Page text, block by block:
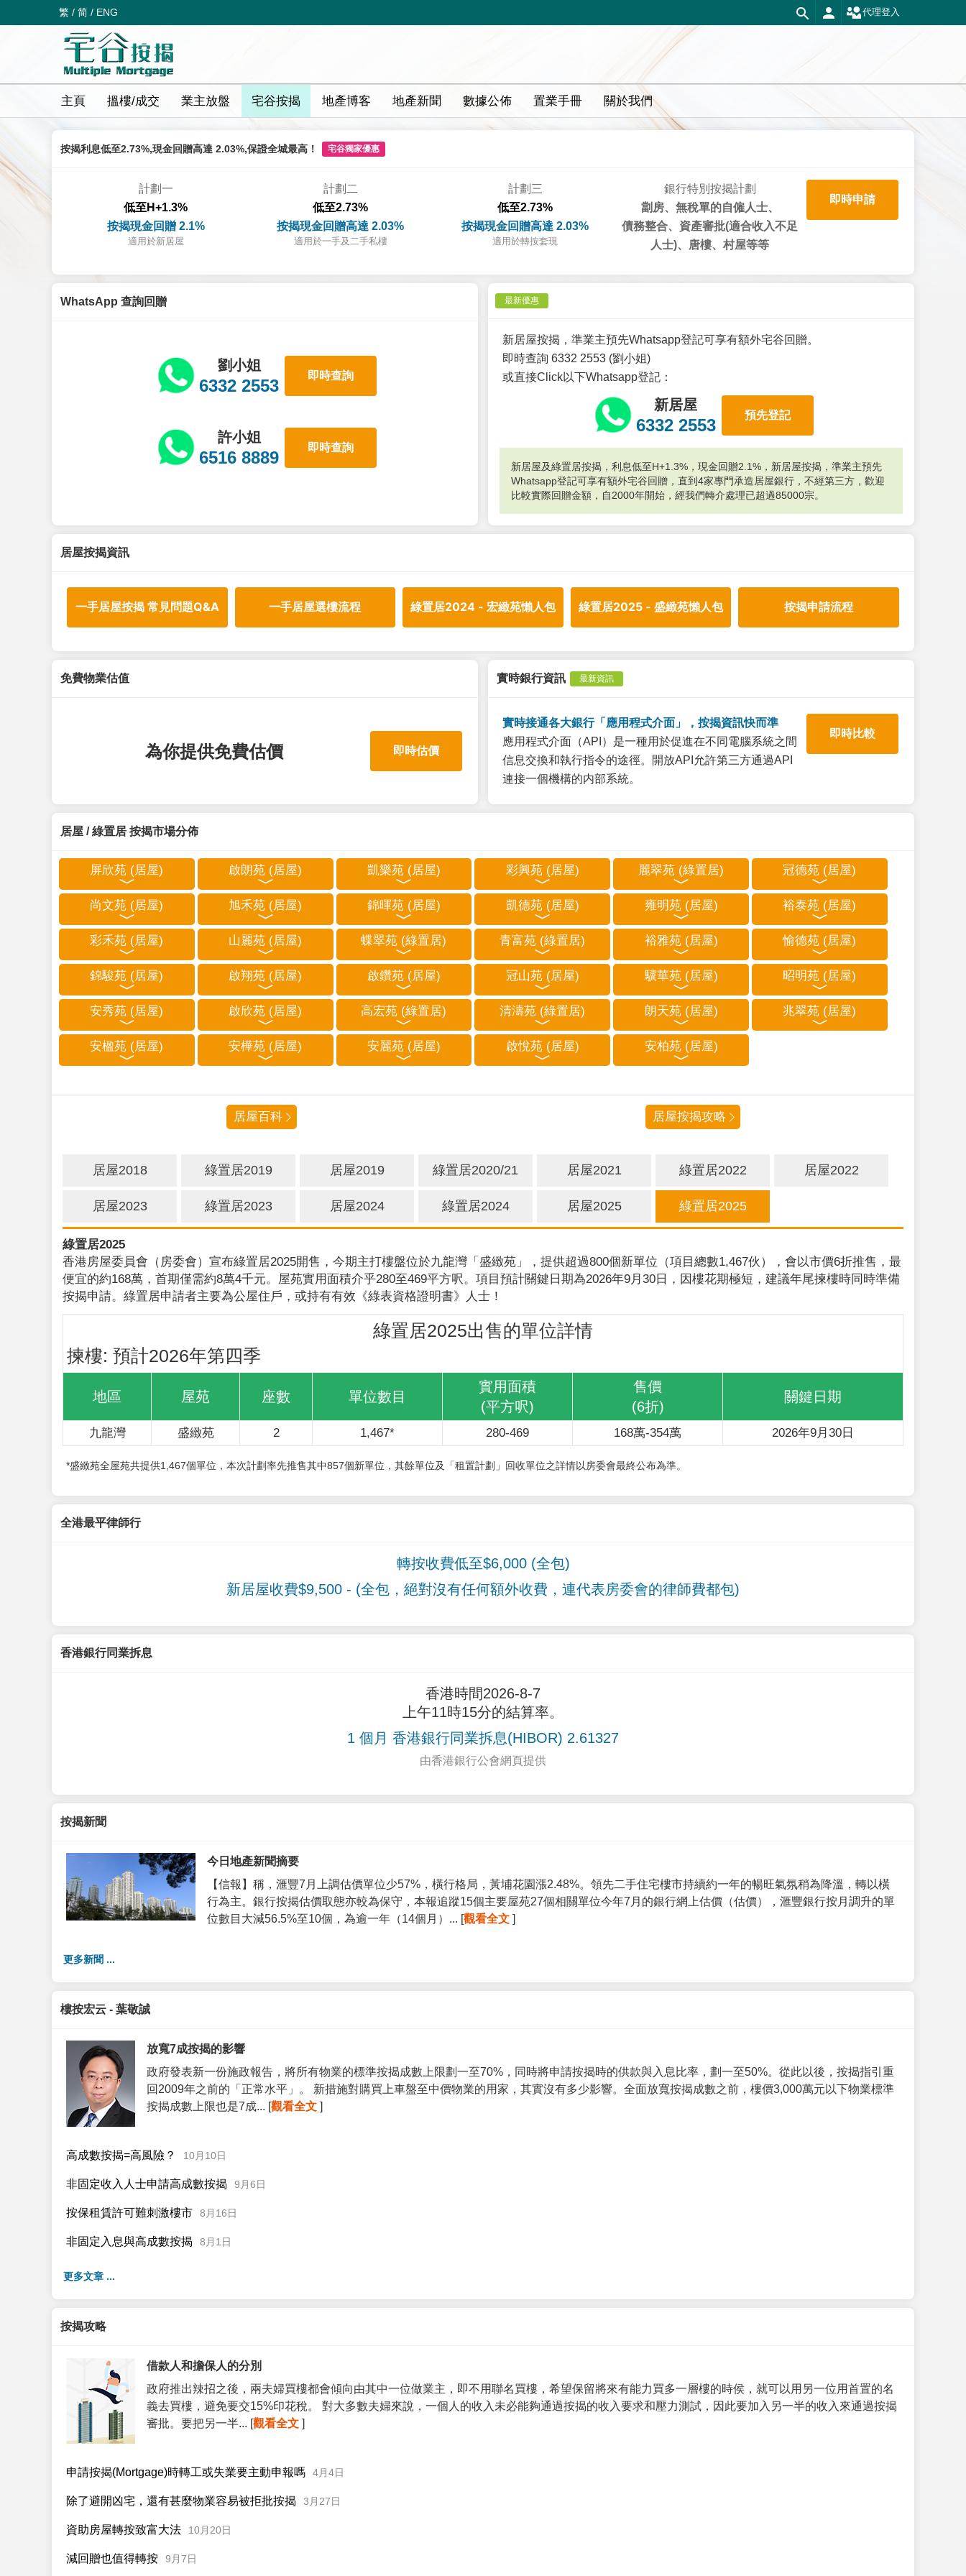
繁 / 简 / ENG 代理登入
主頁 搵樓/成交 業主放盤 宅谷按揭 地產博客 地產新聞 數據公佈 置業手冊 關於我們
按揭利息低至2.73%,現金回贈高達 2.03%,保證全城最高！ 宅谷獨家優惠
計劃一
低至H+1.3%
按揭現金回贈 2.1%
適用於新居屋
計劃二
低至2.73%
按揭現金回贈高達 2.03%
適用於一手及二手私樓
計劃三
低至2.73%
按揭現金回贈高達 2.03%
適用於轉按套現
銀行特別按揭計劃
劏房、無稅單的自僱人士、
債務整合、資產審批(適合收入不足
人士)、唐樓、村屋等等
即時申請
WhatsApp 查詢回贈
劉小姐
6332 2553
即時查詢
許小姐
6516 8889
即時查詢
最新優惠
新居屋按揭，準業主預先Whatsapp登記可享有額外宅谷回贈。
即時查詢 6332 2553 (劉小姐)
或直接Click以下Whatsapp登記：
新居屋
6332 2553
預先登記
新居屋及綠置居按揭，利息低至H+1.3%，現金回贈2.1%，新居屋按揭，準業主預先
Whatsapp登記可享有額外宅谷回贈，直到4家專門承造居屋銀行，不經第三方，歡迎
比較實際回贈金額，自2000年開始，經我們轉介處理已超過85000宗。
居屋按揭資訊
一手居屋按揭 常見問題Q&A 一手居屋選樓流程 綠置居2024 - 宏緻苑懶人包 綠置居2025 - 盛緻苑懶人包 按揭申請流程
免費物業估值
為你提供免費估價 即時估價
實時銀行資訊 最新資訊
實時接通各大銀行「應用程式介面」，按揭資訊快而準
應用程式介面（API）是一種用於促進在不同電腦系統之間
信息交換和執行指令的途徑。開放API允許第三方通過API
連接一個機構的内部系統。
即時比較
居屋 / 綠置居 按揭市場分佈
屏欣苑 (居屋) 啟朗苑 (居屋) 凱樂苑 (居屋) 彩興苑 (居屋) 麗翠苑 (綠置居) 冠德苑 (居屋)
尚文苑 (居屋) 旭禾苑 (居屋) 錦暉苑 (居屋) 凱德苑 (居屋) 雍明苑 (居屋) 裕泰苑 (居屋)
彩禾苑 (居屋) 山麗苑 (居屋) 蝶翠苑 (綠置居) 青富苑 (綠置居) 裕雅苑 (居屋) 愉德苑 (居屋)
錦駿苑 (居屋) 啟翔苑 (居屋) 啟鑽苑 (居屋) 冠山苑 (居屋) 驥華苑 (居屋) 昭明苑 (居屋)
安秀苑 (居屋) 啟欣苑 (居屋) 高宏苑 (綠置居) 清濤苑 (綠置居) 朗天苑 (居屋) 兆翠苑 (居屋)
安楹苑 (居屋) 安樺苑 (居屋) 安麗苑 (居屋) 啟悅苑 (居屋) 安柏苑 (居屋)
居屋百科 居屋按揭攻略
居屋2018 綠置居2019 居屋2019 綠置居2020/21 居屋2021 綠置居2022 居屋2022
居屋2023 綠置居2023 居屋2024 綠置居2024 居屋2025 綠置居2025
綠置居2025
香港房屋委員會（房委會）宣布綠置居2025開售，今期主打樓盤位於九龍灣「盛緻苑」，提供超過800個新單位（項目總數1,467伙），會以市價6折推售，最
便宜的約168萬，首期僅需約8萬4千元。屋苑實用面積介乎280至469平方呎。項目預計關鍵日期為2026年9月30日，因樓花期極短，建議年尾揀樓時同時準備
按揭申請。綠置居申請者主要為公屋住戶，或持有有效《綠表資格證明書》人士！
綠置居2025出售的單位詳情
揀樓: 預計2026年第四季
地區 屋苑 座數 單位數目
實用面積
(平方呎)
售價
(6折)
關鍵日期
九龍灣 盛緻苑 2 1,467* 280-469 168萬-354萬 2026年9月30日
*盛緻苑全屋苑共提供1,467個單位，本次計劃率先推售其中857個新單位，其餘單位及「租置計劃」回收單位之詳情以房委會最終公布為準。
全港最平律師行
轉按收費低至$6,000 (全包)
新居屋收費$9,500 - (全包，絕對沒有任何額外收費，連代表房委會的律師費都包)
香港銀行同業拆息
香港時間2026-8-7
上午11時15分的結算率。
1 個月 香港銀行同業拆息(HIBOR) 2.61327
由香港銀行公會網頁提供
按揭新聞
今日地產新聞摘要
【信報】稱，滙豐7月上調估價單位少57%，橫行格局，黃埔花園漲2.48%。領先二手住宅樓市持續約一年的暢旺氣氛稍為降溫，轉以橫
行為主。銀行按揭估價取態亦較為保守，本報追蹤15個主要屋苑27個相關單位今年7月的銀行網上估價（估價），滙豐銀行按月調升的單
位數目大減56.5%至10個，為逾一年（14個月）... [觀看全文 ]
更多新聞 ...
樓按宏云 - 葉敬誠
放寬7成按揭的影響
政府發表新一份施政報告，將所有物業的標準按揭成數上限劃一至70%，同時將申請按揭時的供款與入息比率，劃一至50%。從此以後，按揭指引重
回2009年之前的「正常水平」。 新措施對購買上車盤至中價物業的用家，其實沒有多少影響。全面放寬按揭成數之前，樓價3,000萬元以下物業標準
按揭成數上限也是7成... [觀看全文 ]
高成數按揭=高風險？ 10月10日
非固定收入人士申請高成數按揭 9月6日
按保租賃許可難刺激樓市 8月16日
非固定入息與高成數按揭 8月1日
更多文章 ...
按揭攻略
借款人和擔保人的分別
政府推出辣招之後，兩夫婦買樓都會傾向由其中一位做業主，即不用聯名買樓，希望保留將來有能力買多一層樓的時侯，就可以用另一位用首置的名
義去買樓，避免要交15%印花稅。 對大多數夫婦來說，一個人的收入未必能夠通過按揭的收入要求和壓力測試，因此要加入另一半的收入來通過按揭
審批。要把另一半... [觀看全文 ]
申請按揭(Mortgage)時轉工或失業要主動申報嗎 4月4日
除了避開凶宅，還有甚麼物業容易被拒批按揭 3月27日
資助房屋轉按致富大法 10月20日
減回贈也值得轉按 9月7日